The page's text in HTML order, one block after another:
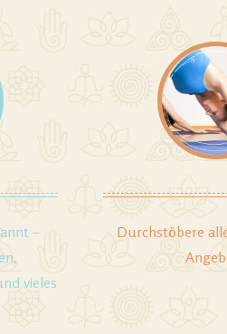
–
vieles
Durchstöbere